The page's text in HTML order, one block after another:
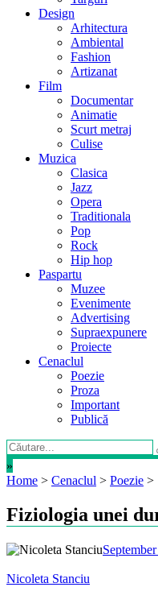
Design
Arhitectura
Ambiental
Fashion
Artizanat
Film
Documentar
Animatie
Scurt metraj
Culise
Muzica
Clasica
Jazz
Opera
Traditionala
Pop
Rock
Hip hop
Paspartu
Muzee
Evenimente
Advertising
Supraexpunere
Proiecte
Cenaclul
Poezie
Proza
Important
Publică
»
Home > Cenaclul > Poezie >
Fiziologia unei
Nicoleta Stanciu